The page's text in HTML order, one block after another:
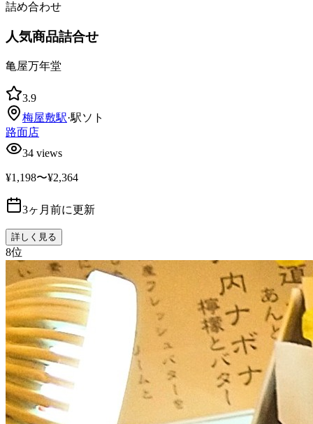
詰め合わせ
人気商品詰合せ
亀屋万年堂
3.9
梅屋敷駅·駅ソト
路面店
34 views
¥1,198〜¥2,364
3ヶ月前に更新
詳しく見る
8位